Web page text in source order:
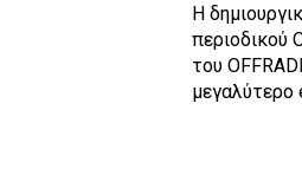
Η
περιοδικού
του